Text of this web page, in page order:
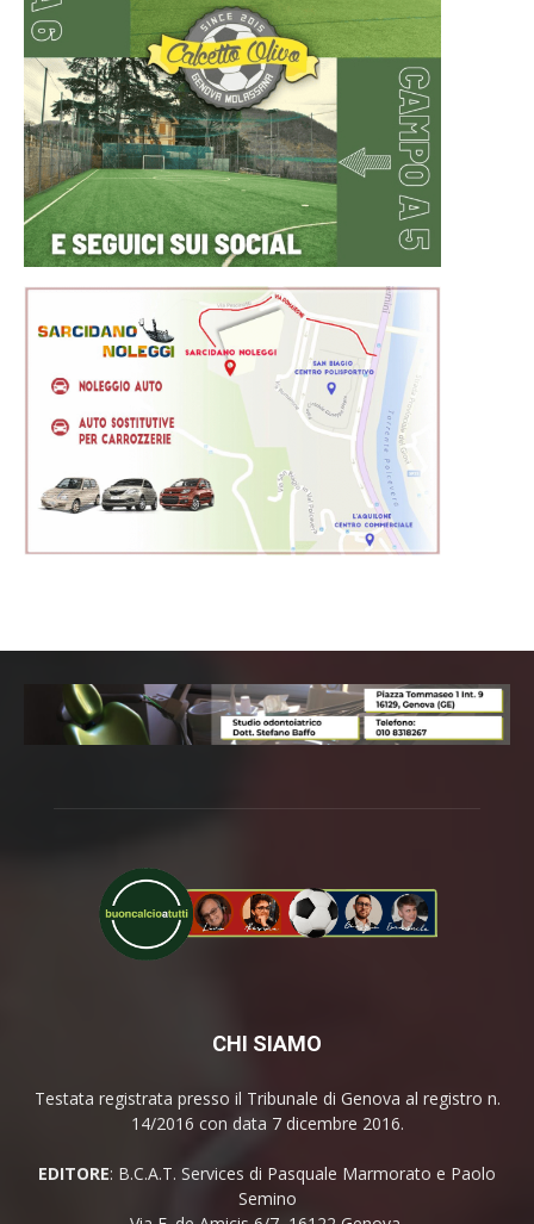
CHI SIAMO
Testata registrata presso il Tribunale di Genova al registro n.
14/2016 con data 7 dicembre 2016.
EDITORE: B.C.A.T. Services di Pasquale Marmorato e Paolo
Semino